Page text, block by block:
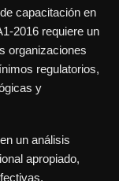
capacitación en
2016 requiere un
organizaciones
regulatorios,
y
un análisis
apropiado,